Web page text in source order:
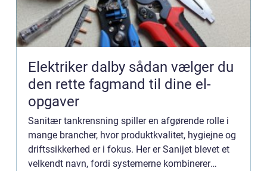
Elektriker dalby sådan vælger du
den rette fagmand til dine el-
opgaver
Sanitær tankrensning spiller en afgørende rolle i
mange brancher, hvor produktkvalitet, hygiejne og
driftssikkerhed er i fokus. Her er Sanijet blevet et
velkendt navn, fordi systemerne kombinerer